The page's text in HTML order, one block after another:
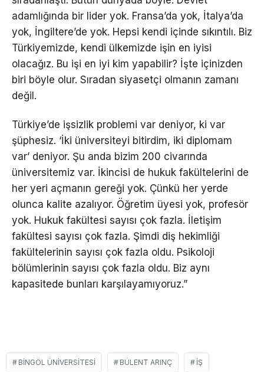
adamlığında bir lider yok. Fransa’da yok, İtalya’da
yok, İngiltere’de yok. Hepsi kendi içinde sıkıntılı. Biz
Türkiyemizde, kendi ülkemizde işin en iyisi
olacağız. Bu işi en iyi kim yapabilir? İşte içinizden
biri böyle olur. Sıradan siyasetçi olmanın zamanı
değil.
Türkiye’de işsizlik problemi var deniyor, ki var
şüphesiz. ‘İki üniversiteyi bitirdim, iki diplomam
var’ deniyor. Şu anda bizim 200 civarında
üniversitemiz var. İkincisi de hukuk fakültelerini de
her yeri açmanın gereği yok. Çünkü her yerde
olunca kalite azalıyor. Öğretim üyesi yok, profesör
yok. Hukuk fakültesi sayısı çok fazla. İletişim
fakültesi sayısı çok fazla. Şimdi diş hekimliği
fakültelerinin sayısı çok fazla oldu. Psikoloji
bölümlerinin sayısı çok fazla oldu. Biz aynı
kapasitede bunları karşılayamıyoruz.”
BINGÖL ÜNIVERSITESI BÜLENT ARINÇ IŞ